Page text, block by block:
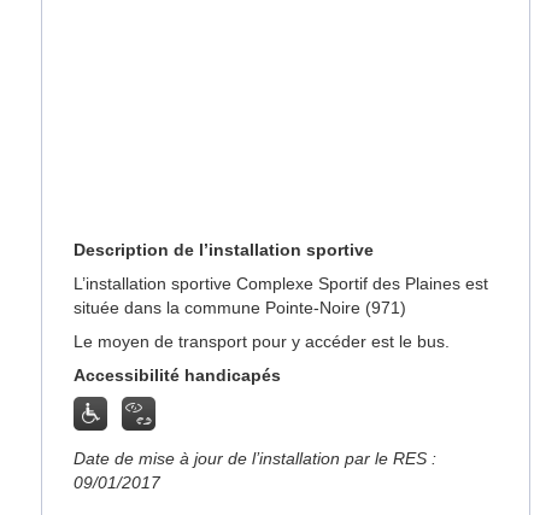
Description de l’installation sportive
L’installation sportive Complexe Sportif des Plaines est
située dans la commune Pointe-Noire (971)
Le moyen de transport pour y accéder est le bus.
Accessibilité handicapés
Date de mise à jour de l’installation par le RES :
09/01/2017